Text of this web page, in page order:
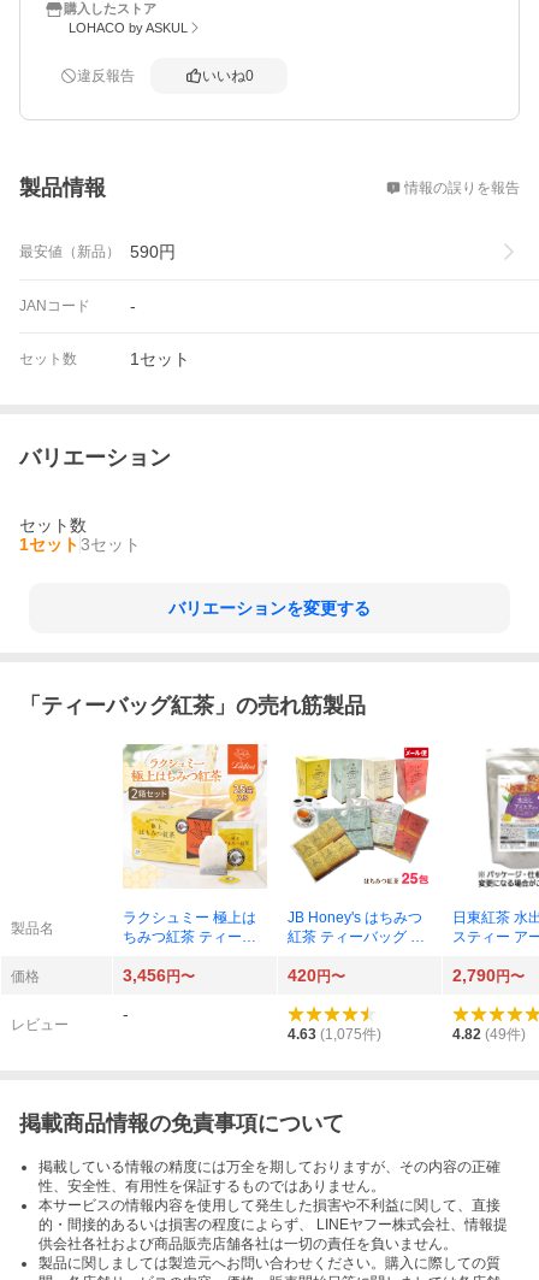
購入したストア
LOHACO by ASKUL
違反報告 いいね0
製品情報 情報の誤りを報告
最安値（新品） 590円
JANコード -
セット数 1セット
バリエーション
セット数
1セット3セット
バリエーションを変更する
「 ティーバッグ紅茶 」の売れ筋製品
製品名
ラクシュミー 極上は
ちみつ紅茶 ティーバ
JB Honey's はちみつ
紅茶 ティーバッグ 25
日東紅茶 水
スティー ア
袋
価格 3,456円〜 420円〜 2,790円〜
レビュー
-
4.63 (1,075件) 4.82 (49件)
掲載商品情報の免責事項について
掲載している情報の精度には万全を期しておりますが、その内容の正確
性、安全性、有用性を保証するものではありません。
本サービスの情報内容を使用して発生した損害や不利益に関して、直接
的・間接的あるいは損害の程度によらず、 LINEヤフー株式会社、情報提
供会社各社および商品販売店舗各社は一切の責任を負いません。
製品に関しましては製造元へお問い合わせください。購入に際しての質